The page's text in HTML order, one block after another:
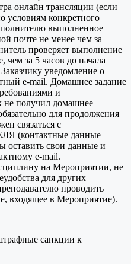
онлайн трансляции (если
условиям конкретного
выполненное
почте не менее чем за
проверяет выполнение
чем за 5 часов до начала
уведомление о
e-mail. Домашнее задание
и
не получил домашнее
для продолжения
связаться с
(контактные данные
оставить свои данные и
e-mail.
на Мероприятии, не
для других
проводить
входящее в Мероприятие).
санкции к